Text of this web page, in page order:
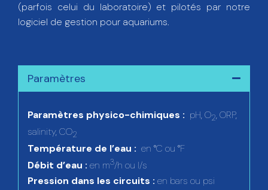
(parfois celui du laboratoire) et pilotés par notre
logiciel de gestion pour aquariums.
Paramètres
Paramètres physico-chimiques : pH, O2, ORP,
salinity, CO2
Température de l’eau : en °C ou °F
Débit d’eau : en m3/h ou l/s
Pression dans les circuits : en bars ou psi